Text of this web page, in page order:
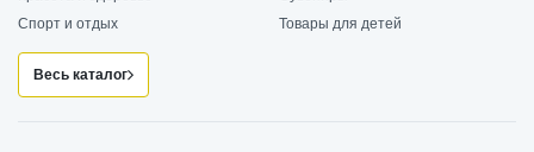
Спорт и отдых
Товары для детей
Весь каталог